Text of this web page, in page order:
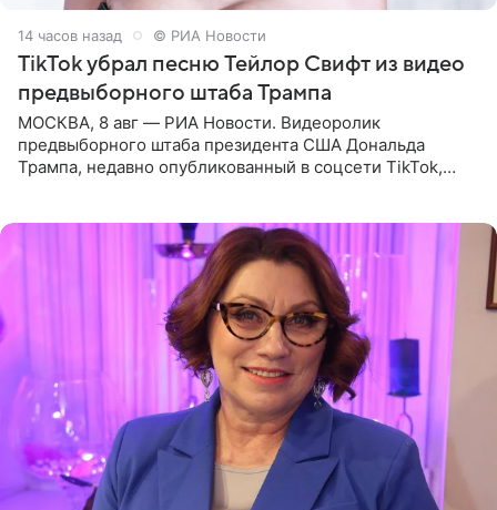
14 часов назад © РИА Новости
TikTok убрал песню Тейлор Свифт из видео
предвыборного штаба Трампа
МОСКВА, 8 авг — РИА Новости. Видеоролик
предвыборного штаба президента США Дональда
Трампа, недавно опубликованный в соцсети TikTok,